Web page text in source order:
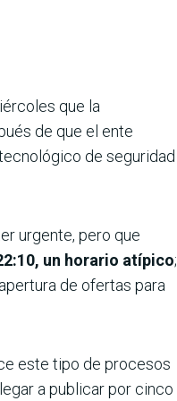
que la
de que el ente
de seguridad
urgente, pero que
un horario atípico;
de ofertas para
este tipo de procesos
a publicar por cinco